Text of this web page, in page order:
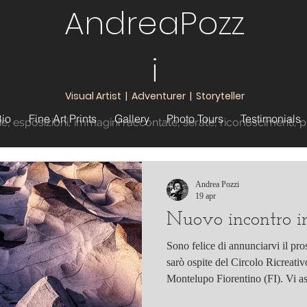
esposizioni, immagini raccontate, serate, riconoscimenti,
Nuovo incontro
Sono felice di annunciarvi il
sarò ospite del Circolo
Montelupo Fiorentino (FI). Vi
Andrea Pozzi
19 apr
AndreaPozz
i
Visual Artist | Adventurer | Storyteller
Testimonials
Photo Tours
Gallery
Fine Art Prints